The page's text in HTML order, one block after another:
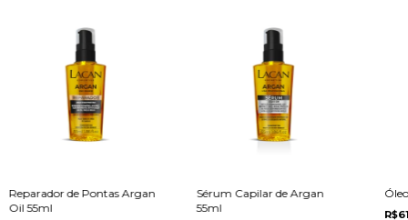
Reparador de Pontas Argan
Oil 55ml
Sérum Capilar de Argan
55ml